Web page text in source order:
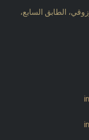
الطابق السابع،